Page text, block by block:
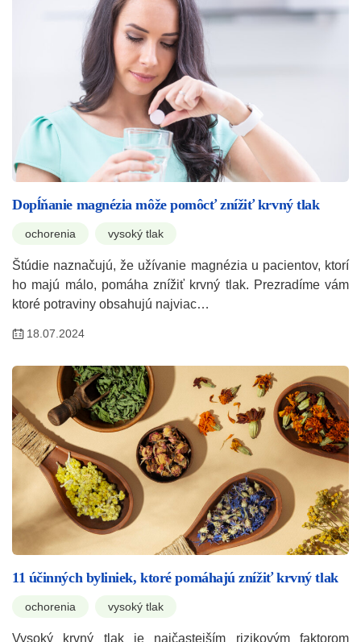
Dopĺňanie magnézia môže pomôcť znížiť krvný tlak
ochorenia vysoký tlak
Štúdie naznačujú, že užívanie magnézia u pacientov, ktorí
ho majú málo, pomáha znížiť krvný tlak. Prezradíme vám
ktoré potraviny obsahujú najviac…
18.07.2024
11 účinných byliniek, ktoré pomáhajú znížiť krvný tlak
ochorenia vysoký tlak
Vysoký krvný tlak je najčastejším rizikovým faktorom